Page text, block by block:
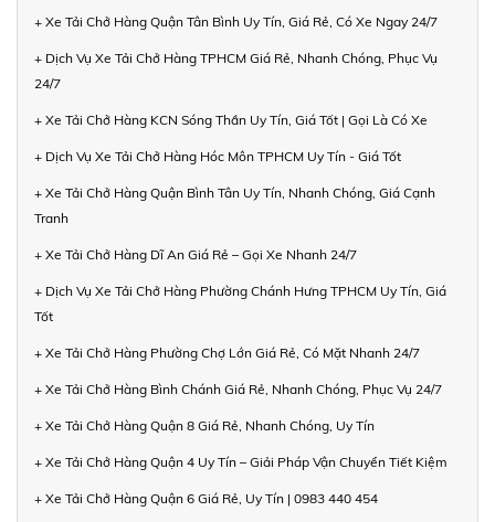
+ Xe Tải Chở Hàng Quận Tân Bình Uy Tín, Giá Rẻ, Có Xe Ngay 24/7
+ Dịch Vụ Xe Tải Chở Hàng TPHCM Giá Rẻ, Nhanh Chóng, Phục Vụ
24/7
+ Xe Tải Chở Hàng KCN Sóng Thần Uy Tín, Giá Tốt | Gọi Là Có Xe
+ Dịch Vụ Xe Tải Chở Hàng Hóc Môn TPHCM Uy Tín - Giá Tốt
+ Xe Tải Chở Hàng Quận Bình Tân Uy Tín, Nhanh Chóng, Giá Cạnh
Tranh
+ Xe Tải Chở Hàng Dĩ An Giá Rẻ – Gọi Xe Nhanh 24/7
+ Dịch Vụ Xe Tải Chở Hàng Phường Chánh Hưng TPHCM Uy Tín, Giá
Tốt
+ Xe Tải Chở Hàng Phường Chợ Lớn Giá Rẻ, Có Mặt Nhanh 24/7
+ Xe Tải Chở Hàng Bình Chánh Giá Rẻ, Nhanh Chóng, Phục Vụ 24/7
+ Xe Tải Chở Hàng Quận 8 Giá Rẻ, Nhanh Chóng, Uy Tín
+ Xe Tải Chở Hàng Quận 4 Uy Tín – Giải Pháp Vận Chuyển Tiết Kiệm
+ Xe Tải Chở Hàng Quận 6 Giá Rẻ, Uy Tín | 0983 440 454